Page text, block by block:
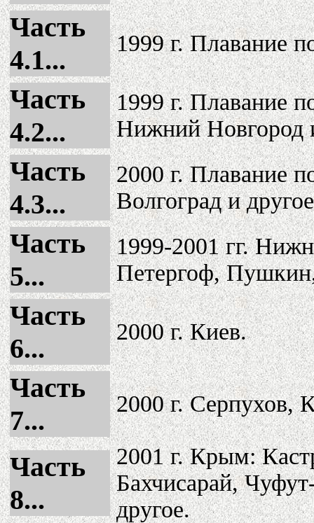
Часть
4.1...
1999 г. Плавание
Часть
4.2...
1999 г. Плавание
Нижний Новгород
Часть
4.3...
2000 г. Плавание
Волгоград и
Часть
5...
1999-2001 гг.
Петергоф,
Часть
6...
2000 г. Киев.
Часть
7...
2000 г. Серпухов,
Часть
8...
2001 г. Крым:
Бахчисарай,
другое.